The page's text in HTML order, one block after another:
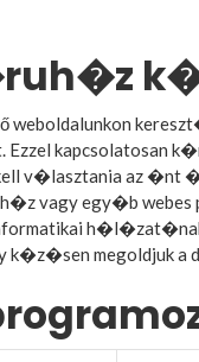
weboldalunkon
kapcsolatosan
v�lasztania az �nt
vagy egy�b webes
k�z�sen megoldjuk